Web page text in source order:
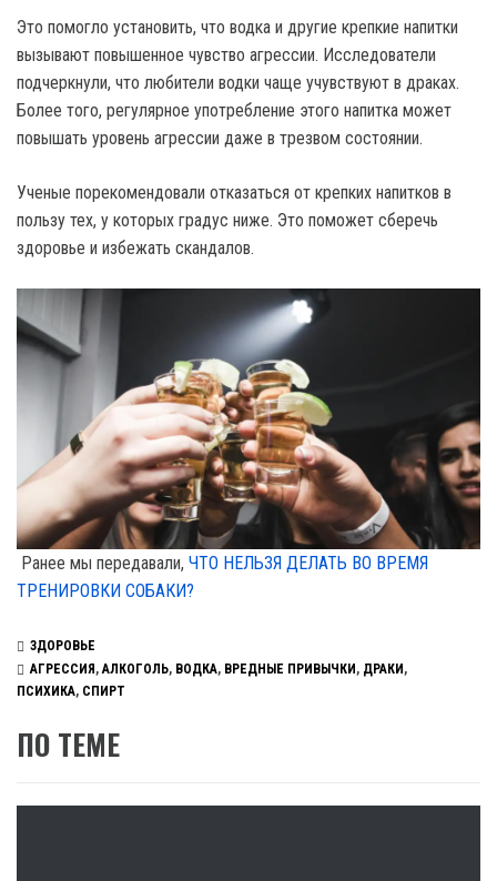
Это помогло установить, что водка и другие крепкие напитки
вызывают повышенное чувство агрессии. Исследователи
подчеркнули, что любители водки чаще учувствуют в драках.
Более того, регулярное употребление этого напитка может
повышать уровень агрессии даже в трезвом состоянии.
Ученые порекомендовали отказаться от крепких напитков в
пользу тех, у которых градус ниже. Это поможет сберечь
здоровье и избежать скандалов.
Ранее мы передавали, ЧТО НЕЛЬЗЯ ДЕЛАТЬ ВО ВРЕМЯ
ТРЕНИРОВКИ СОБАКИ?
ЗДОРОВЬЕ
АГРЕССИЯ ,АЛКОГОЛЬ, ВОДКА, ВРЕДНЫЕ ПРИВЫЧКИ , ДРАКИ ,
ПСИХИКА, СПИРТ
ПО ТЕМЕ